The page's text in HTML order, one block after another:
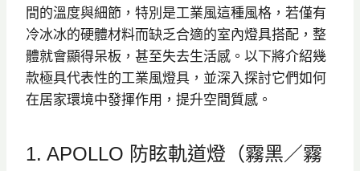
間的溫度與細節，特別是工業風這種風格，若僅有
冷冰冰的硬體材料而缺乏合適的室內燈具搭配，整
體就會顯得呆板，甚至失去生活感。以下將介紹幾
款極具代表性的工業風燈具，並深入探討它們如何
在居家環境中發揮作用，提升空間質感。
1. APOLLO 防眩軌道燈（霧黑／霧